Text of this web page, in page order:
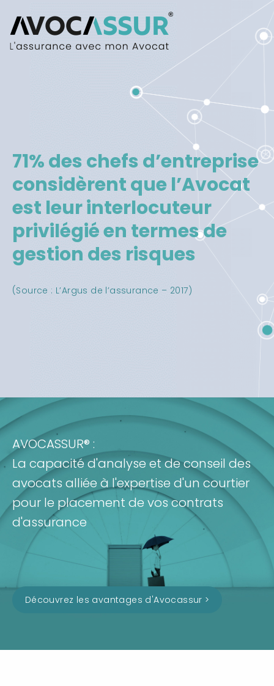
71% des chefs d’entreprise
considèrent que l’Avocat
est leur interlocuteur
privilégié en termes de
gestion des risques
(Source : L’Argus de l’assurance – 2017)
AVOCASSUR® :
La capacité d'analyse et de conseil des
avocats alliée à l'expertise d'un courtier
pour le placement de vos contrats
d'assurance
Découvrez les avantages d'Avocassur >